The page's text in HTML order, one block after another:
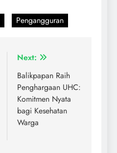
Pengangguran
Next:
Balikpapan Raih
Penghargaan UHC:
Komitmen Nyata
bagi Kesehatan
Warga